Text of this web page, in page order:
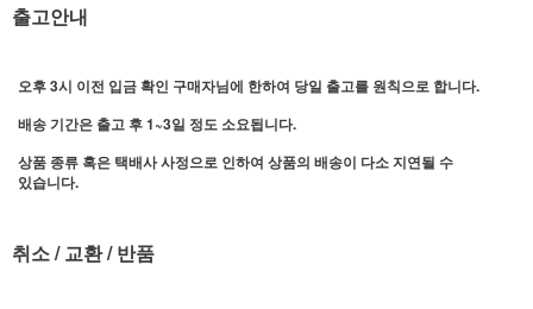
출고안내
오후 3시 이전 입금 확인 구매자님에 한하여 당일 출고를 원칙으로 합니다.
배송 기간은 출고 후 1~3일 정도 소요됩니다.
상품 종류 혹은 택배사 사정으로 인하여 상품의 배송이 다소 지연될 수
있습니다.
취소 / 교환 / 반품